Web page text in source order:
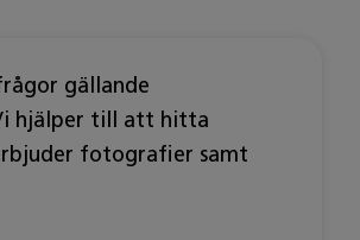
gällande
hjälper till att hitta
fotografier samt